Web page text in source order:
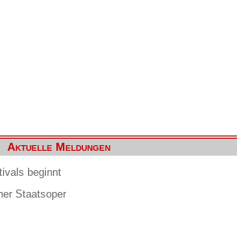
Aktuelle Meldungen
beginnt
Staatsoper